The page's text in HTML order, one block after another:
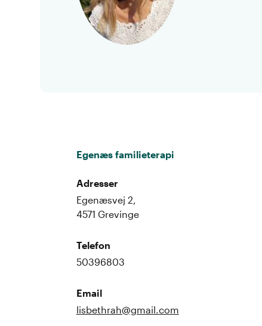
Egenæs familieterapi
Adresser
Egenæsvej 2,
4571 Grevinge
Telefon
50396803
Email
lisbethrah@gmail.com